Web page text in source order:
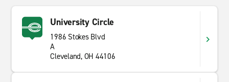
University Circle
1986 Stokes Blvd
A
Cleveland, OH 44106